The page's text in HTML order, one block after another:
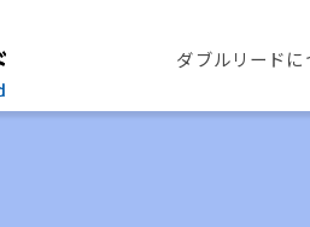
ダブルリードに